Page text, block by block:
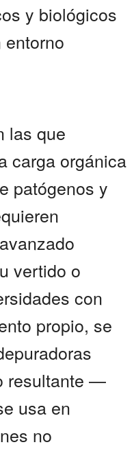
y biológicos
las que
carga orgánica
patógenos y
vertido o
con
propio, se
resultante —
usa en
no